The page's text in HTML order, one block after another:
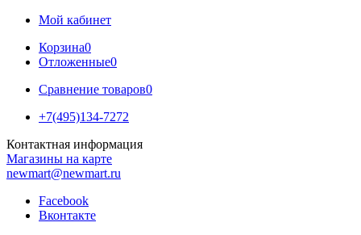
Мой кабинет
Корзина0
Отложенные0
Сравнение товаров0
+7(495)134-7272
Контактная информация
Магазины на карте
newmart@newmart.ru
Facebook
Вконтакте